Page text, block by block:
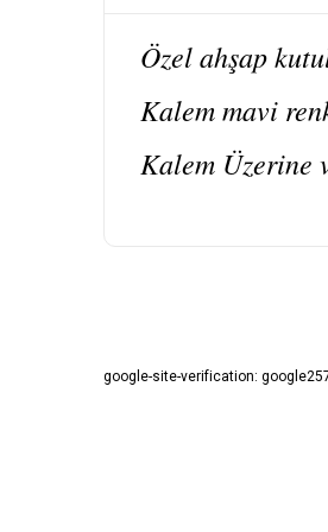
Özel ahşap
Kalem mavi
Kalem Üzerine
google-site-verification: